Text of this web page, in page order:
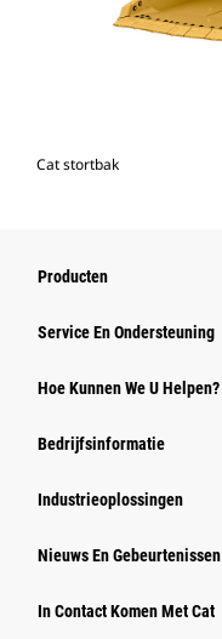
Cat stortbak
Producten
Service En Ondersteuning
Hoe Kunnen We U Helpen?
Bedrijfsinformatie
Industrieoplossingen
Nieuws En Gebeurtenissen
In Contact Komen Met Cat